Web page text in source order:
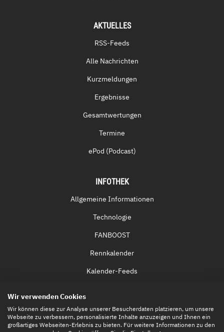
AKTUELLES
RSS-Feeds
Alle Nachrichten
Kurzmeldungen
Ergebnisse
Gesamtwertungen
Termine
ePod (Podcast)
INFOTHEK
Allgemeine Informationen
Technologie
FANBOOST
Rennkalender
Kalender-Feeds
Eintrittskarten
Wir verwenden Cookies
Wir können diese zur Analyse unserer Besucherdaten platzieren, um unsere
Webseite zu verbessern, personalisierte Inhalte anzuzeigen und Ihnen ein
großartiges Webseiten-Erlebnis zu bieten. Für weitere Informationen zu den